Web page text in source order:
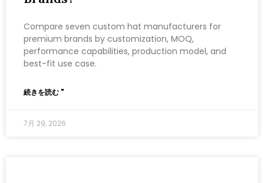
Compare seven custom hat manufacturers for
premium brands by customization, MOQ,
performance capabilities, production model, and
best-fit use case.
続きを読む "
7月 29, 2026